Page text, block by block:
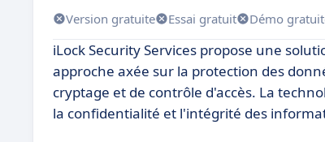
Version gratuite Essai gratuit Démo
iLock Security Services propose une
approche axée sur la protection des
cryptage et de contrôle d'accès. La
la confidentialité et l'intégrité des